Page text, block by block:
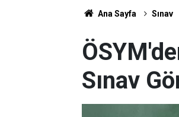
Ana Sayfa Sınav
Sınav